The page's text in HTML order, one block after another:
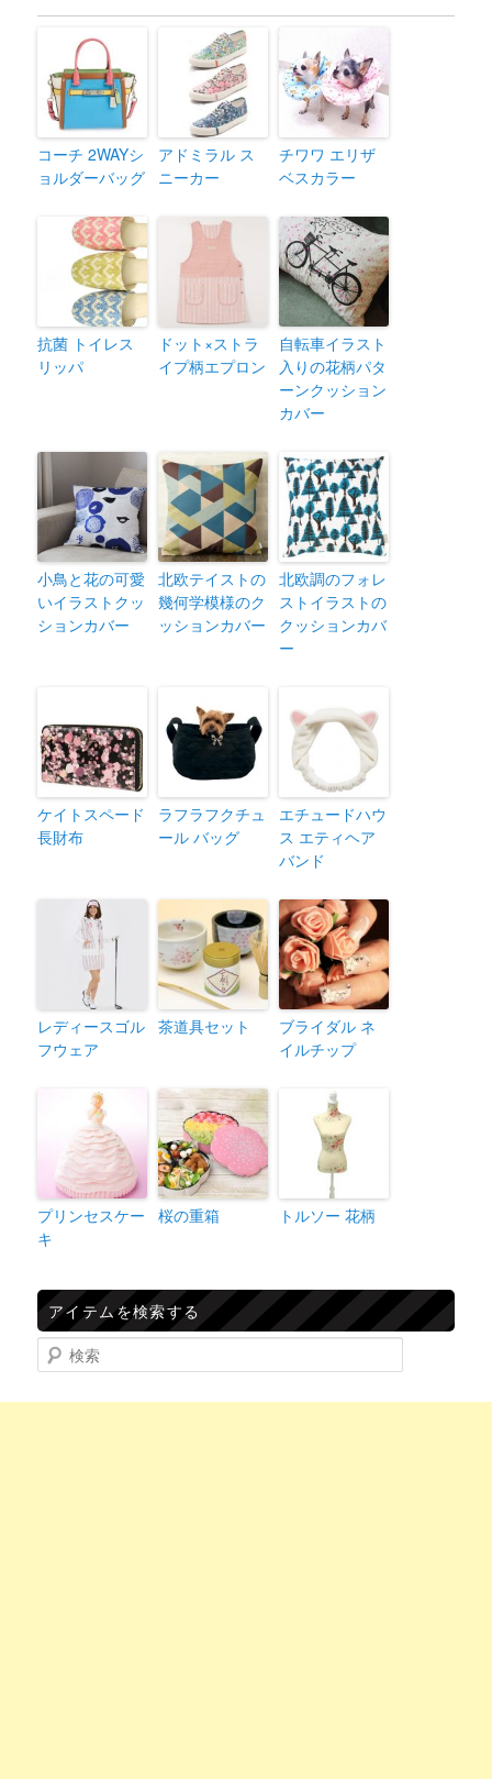
コーチ 2WAYシ
ョルダーバッグ
アドミラル ス
ニーカー
チワワ エリザ
ベスカラー
抗菌 トイレス
リッパ
ドット×ストラ
イプ柄エプロン
自転車イラスト
入りの花柄パタ
ーンクッション
カバー
小鳥と花の可愛
いイラストクッ
ションカバー
北欧テイストの
幾何学模様のク
ッションカバー
北欧調のフォレ
ストイラストの
クッションカバ
ー
ケイトスペード
長財布
ラフラフクチュ
ール バッグ
エチュードハウ
ス エティヘア
バンド
レディースゴル
フウェア
茶道具セット
ブライダル ネ
イルチップ
プリンセスケー
キ
桜の重箱 トルソー 花柄
アイテムを検索する
検索